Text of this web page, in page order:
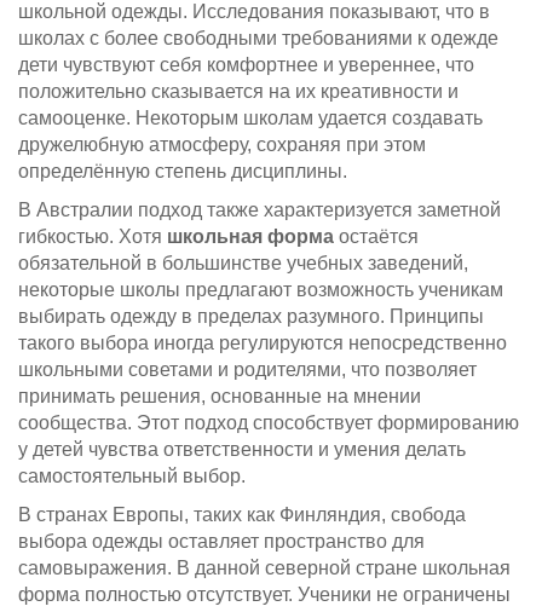
школьной одежды. Исследования показывают, что в
школах с более свободными требованиями к одежде
дети чувствуют себя комфортнее и увереннее, что
положительно сказывается на их креативности и
самооценке. Некоторым школам удается создавать
дружелюбную атмосферу, сохраняя при этом
определённую степень дисциплины.
В Австралии подход также характеризуется заметной
гибкостью. Хотя школьная форма остаётся
обязательной в большинстве учебных заведений,
некоторые школы предлагают возможность ученикам
выбирать одежду в пределах разумного. Принципы
такого выбора иногда регулируются непосредственно
школьными советами и родителями, что позволяет
принимать решения, основанные на мнении
сообщества. Этот подход способствует формированию
у детей чувства ответственности и умения делать
самостоятельный выбор.
В странах Европы, таких как Финляндия, свобода
выбора одежды оставляет пространство для
самовыражения. В данной северной стране школьная
форма полностью отсутствует. Ученики не ограничены